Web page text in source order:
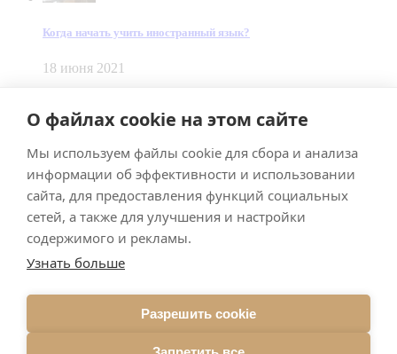
О файлах cookie на этом сайте
Мы используем файлы cookie для сбора и анализа
информации об эффективности и использовании
сайта, для предоставления функций социальных
сетей, а также для улучшения и настройки
содержимого и рекламы.
Узнать больше
Разрешить cookie
Когда начать учить иностранный язык?
18 июня 2021
Made bySmart Team
ImpressumDatenschutz
Подписывайтесь на меня в Телеграм
Подписаться